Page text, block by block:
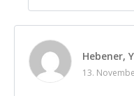
Hebener,
13.